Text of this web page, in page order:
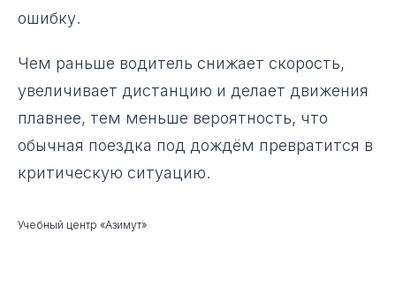
ошибку.
Чем раньше водитель снижает скорость,
увеличивает дистанцию и делает движения
плавнее, тем меньше вероятность, что
обычная поездка под дождём превратится в
критическую ситуацию.
Учебный центр «Азимут»